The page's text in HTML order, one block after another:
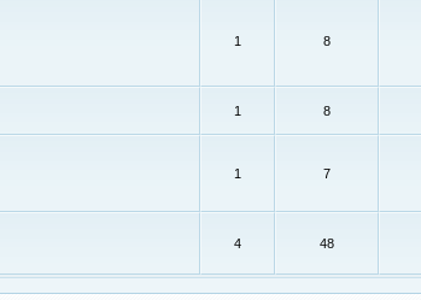
1 8
1 8
1 7
4 48